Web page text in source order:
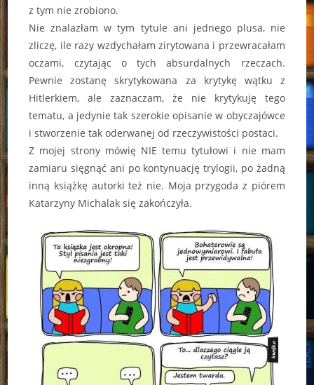
z tym nie zrobiono.
Nie znalazłam w tym tytule ani jednego plusa, nie
zliczę, ile razy wzdychałam zirytowana i przewracałam
oczami, czytając o tych absurdalnych rzeczach.
Pewnie zostanę skrytykowana za krytykę wątku z
Hitlerkiem, ale zaznaczam, że nie krytykuję tego
tematu, a jedynie tak szerokie opisanie w obyczajówce
i stworzenie tak oderwanej od rzeczywistości postaci.
Z mojej strony mówię NIE temu tytułowi i nie mam
zamiaru sięgnąć ani po kontynuację trylogii, po żadną
inną książkę autorki też nie. Moja przygoda z piórem
Katarzyny Michalak się zakończyła.